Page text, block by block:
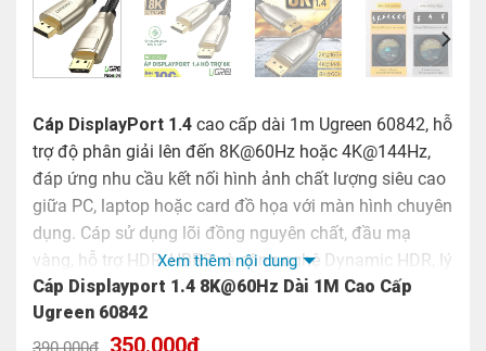
Cáp DisplayPort 1.4 cao cấp dài 1m Ugreen 60842, hỗ
trợ độ phân giải lên đến 8K@60Hz hoặc 4K@144Hz,
đáp ứng nhu cầu kết nối hình ảnh chất lượng siêu cao
giữa PC, laptop hoặc card đồ họa với màn hình chuyên
dụng. Cáp sử dụng lõi đồng nguyên chất, đầu mạ
vàng, hỗ trợ HDR, HBR3 và công nghệ Dynamic HDR, lý
tưởng cho làm việc đồ họa, chơi game chuyên nghiệp
hoặc trình chiếu cao cấp
Xem thêm nội dung
Cáp Displayport 1.4 8K@60Hz Dài 1M Cao Cấp
Ugreen 60842
Giá
Giá